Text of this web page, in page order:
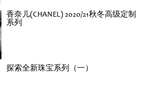
香奈儿(CHANEL) 2020/21秋冬高级定制
系列
探索全新珠宝系列（一）